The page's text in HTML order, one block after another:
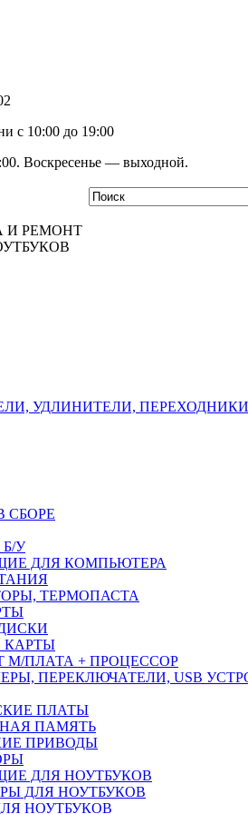
с 10:00 до 19:00
Воскресенье — выходной.
И РЕМОНТ
УДЛИНИТЕЛИ, ПЕРЕХОДНИКИ
СБОРЕ
У
ДЛЯ КОМПЬЮТЕРА
ТЕРМОПАСТА
КАРТЫ
М/ПЛАТА + ПРОЦЕССОР
ПЕРЕКЛЮЧАТЕЛИ, USB
ПЛАТЫ
ПАМЯТЬ
ПРИВОДЫ
ДЛЯ НОУТБУКОВ
ДЛЯ НОУТБУКОВ
НОУТБУКОВ